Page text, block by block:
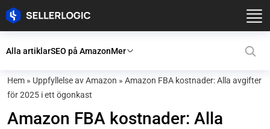
Alla artiklarSEO på AmazonMer
Hem » Uppfyllelse av Amazon » Amazon FBA kostnader: Alla avgifter
för 2025 i ett ögonkast
Amazon FBA kostnader: Alla